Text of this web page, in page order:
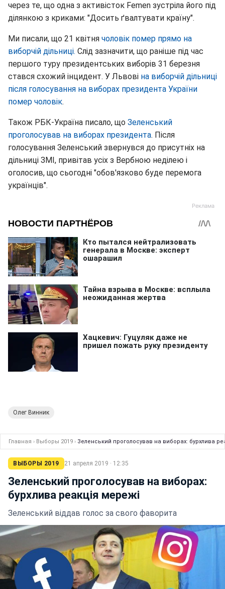
через те, що одна з активісток Femen зустріла його під
ділянкою з криками: "Досить ґвалтувати країну".
Ми писали, що 21 квітня чоловік помер прямо на
виборчій дільниці. Слід зазначити, що раніше під час
першого туру президентських виборів 31 березня
стався схожий інцидент. У Львові на виборчій дільниці
після голосування на виборах президента України
помер чоловік.
Також РБК-Україна писало, що Зеленський
проголосував на виборах президента. Після
голосування Зеленський звернувся до присутніх на
дільниці ЗМІ, привітав усіх з Вербною неділею і
оголосив, що сьогодні "обов'язково буде перемога
українців".
Олег Винник
Главная › Выборы 2019 › Зеленський проголосував на виборах: бурхлива
ВЫБОРЫ 2019 21 апреля 2019 · 12:35
Зеленський проголосував на виборах:
бурхлива реакція мережі
Зеленський віддав голос за свого фаворита